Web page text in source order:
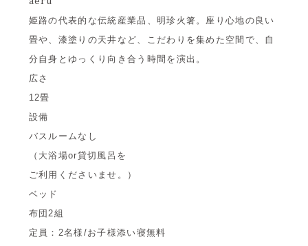
姫路の代表的な伝統産業品、明珍火箸。座り心地の良い
畳や、漆塗りの天井など、こだわりを集めた空間で、自
分自身とゆっくり向き合う時間を演出。
広さ
12畳
設備
バスルームなし
（大浴場or貸切風呂を
ご利用くださいませ。）
ベッド
布団2組
定員：2名様/お子様添い寝無料